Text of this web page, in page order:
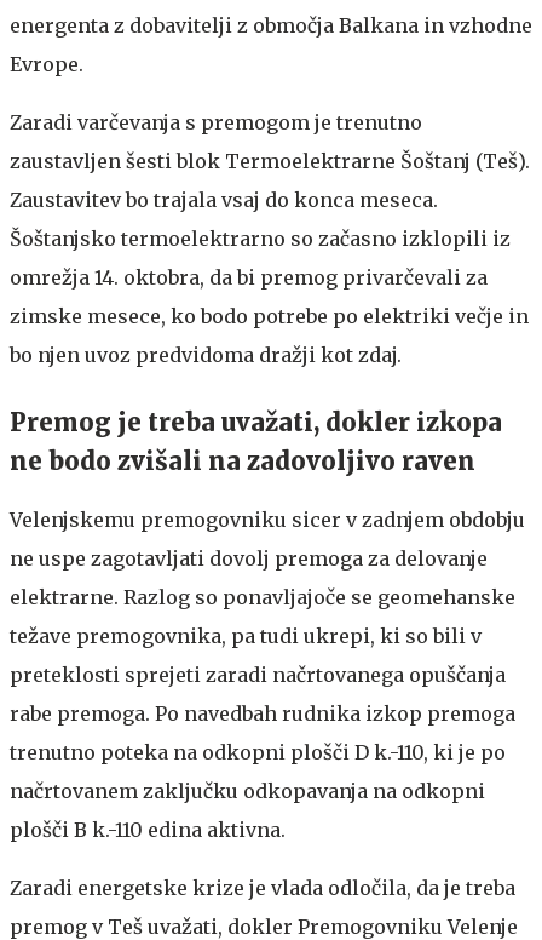
energenta z dobavitelji z območja Balkana in vzhodne
Evrope.
Zaradi varčevanja s premogom je trenutno
zaustavljen šesti blok Termoelektrarne Šoštanj (Teš).
Zaustavitev bo trajala vsaj do konca meseca.
Šoštanjsko termoelektrarno so začasno izklopili iz
omrežja 14. oktobra, da bi premog privarčevali za
zimske mesece, ko bodo potrebe po elektriki večje in
bo njen uvoz predvidoma dražji kot zdaj.
Premog je treba uvažati, dokler izkopa
ne bodo zvišali na zadovoljivo raven
Velenjskemu premogovniku sicer v zadnjem obdobju
ne uspe zagotavljati dovolj premoga za delovanje
elektrarne. Razlog so ponavljajoče se geomehanske
težave premogovnika, pa tudi ukrepi, ki so bili v
preteklosti sprejeti zaradi načrtovanega opuščanja
rabe premoga. Po navedbah rudnika izkop premoga
trenutno poteka na odkopni plošči D k.-110, ki je po
načrtovanem zaključku odkopavanja na odkopni
plošči B k.-110 edina aktivna.
Zaradi energetske krize je vlada odločila, da je treba
premog v Teš uvažati, dokler Premogovniku Velenje